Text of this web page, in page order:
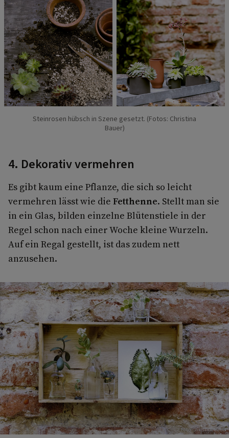
Steinrosen hübsch in Szene gesetzt. (Fotos: Christina
Bauer)
4. Dekorativ vermehren
Es gibt kaum eine Pflanze, die sich so leicht
vermehren lässt wie die Fetthenne. Stellt man sie
in ein Glas, bilden einzelne Blütenstiele in der
Regel schon nach einer Woche kleine Wurzeln.
Auf ein Regal gestellt, ist das zudem nett
anzusehen.
Foto: Christine Bauer